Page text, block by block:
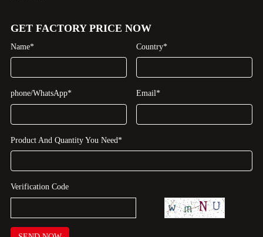
GET FACTORY PRICE NOW
Name* Country*
phone/WhatsApp* Email*
Product And Quantity You Need*
Verification Code